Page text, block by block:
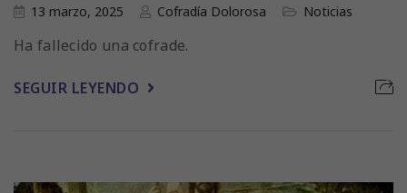
13 marzo, 2025 Cofradía Dolorosa Noticias
Ha fallecido una cofrade.
SEGUIR LEYENDO